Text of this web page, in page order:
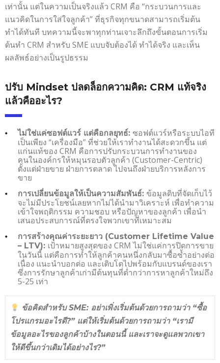
เท่านั้น แต่ในความเป็นจริงแล้ว CRM คือ “กระบวนการและ
แนวคิดในการใส่ใจลูกค้า” ที่ธุรกิจทุกขนาดสามารถเริ่มต้น
ทำได้ทันที บทความนี้จะพาทุกท่านเจาะลึกถึงขั้นตอนการเริ่ม
ต้นทำ CRM สำหรับ SME แบบจับต้องได้ ทำได้จริง และเห็น
ผลลัพธ์อย่างเป็นรูปธรรม
ปรับ Mindset ปลดล็อกความคิด: CRM แท้จริง
แล้วคืออะไร?
ไม่ใช่แค่ซอฟต์แวร์ แต่คือกลยุทธ์: ซอฟต์แวร์หรือระบบไอที
เป็นเพียง “เครื่องมือ” ที่ช่วยให้เราทำงานได้สะดวกขึ้น แต่
แก่นแท้ของ CRM คือการปรับกระบวนการทำงานของ
คนในองค์กรให้หมุนรอบตัวลูกค้า (Customer-Centric)
ตั้งแต่ฝ่ายขาย ฝ่ายการตลาด ไปจนถึงฝ่ายบริการหลังการ
ขาย
การเปลี่ยนข้อมูลให้เป็นความสัมพันธ์: ข้อมูลดิบที่จัดเก็บไว้
จะไม่มีประโยชน์เลยหากไม่ได้นำมาวิเคราะห์ เพื่อทำความ
เข้าใจพฤติกรรม ความชอบ หรือปัญหาของลูกค้า เพื่อนำ
เสนอประสบการณ์ที่ตรงใจพวกเขาที่เหมาะสม
การสร้างคุณค่าระยะยาว (Customer Lifetime Value
– LTV): เป้าหมายสูงสุดของ CRM ไม่ใช่แค่การปิดการขาย
ในวันนี้ แต่คือการทำให้ลูกค้าคนหนึ่งกลับมาซื้อซ้ำอย่างต่อ
เนื่อง แนะนำบอกต่อ และเติบโตไปพร้อมกับแบรนด์ของเรา
ซึ่งการรักษาลูกค้าเก่ามีต้นทุนที่ต่ำกว่าการหาลูกค้าใหม่ถึง
5-25 เท่า
ข้อคิดสำหรับ SME: อย่าเพิ่งเริ่มต้นด้วยการถามว่า “ซื้อ
โปรแกรมอะไรดี?” แต่ให้เริ่มต้นด้วยการถามว่า “เรามี
ข้อมูลอะไรของลูกค้าบ้างในตอนนี้ และเราจะดูแลพวกเขา
ให้ดีขึ้นกว่าเดิมได้อย่างไร?”